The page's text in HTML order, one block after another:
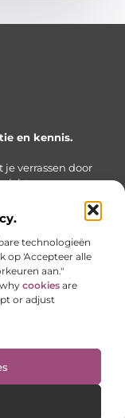
technologieën
op 'Accepteer alle
aan."
cookies are
or adjust
en kennis.
verrassen door
Reserved.